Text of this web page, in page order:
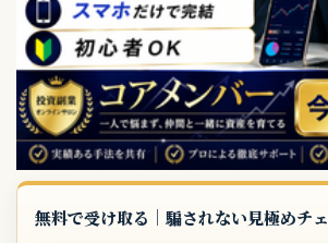
無料で受け取る｜騙されない見極めチ